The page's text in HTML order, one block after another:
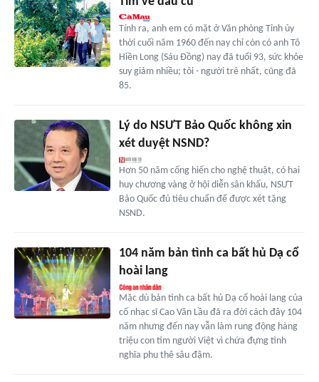
Tính ra, anh em có mặt ở Văn phòng Tỉnh ủy
thời cuối năm 1960 đến nay chỉ còn có anh Tô
Hiền Long (Sáu Ðồng) nay đã tuổi 93, sức khỏe
suy giảm nhiều; tôi - người trẻ nhất, cũng đã
85.
Lý do NSƯT Bảo Quốc không xin
xét duyệt NSND?
Hơn 50 năm cống hiến cho nghệ thuật, có hai
huy chương vàng ở hội diễn sân khấu, NSƯT
Bảo Quốc đủ tiêu chuẩn để được xét tặng
NSND.
104 năm bản tình ca bất hủ Dạ cổ
hoài lang
Mặc dù bản tình ca bất hủ Dạ cổ hoài lang của
cố nhạc sĩ Cao Văn Lầu đã ra đời cách đây 104
năm nhưng đến nay vẫn làm rung động hàng
triệu con tim người Việt vì chứa đựng tình
nghĩa phu thê sâu đậm.